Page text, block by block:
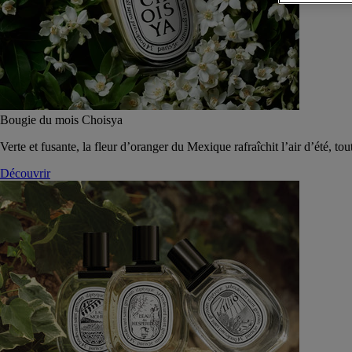
Bougie du mois Choisya
Verte et fusante, la fleur d’oranger du Mexique rafraîchit l’air d’été,
Découvrir